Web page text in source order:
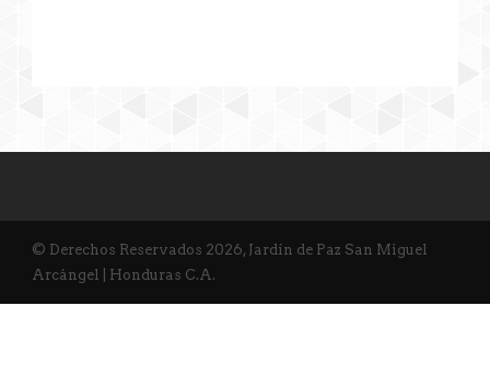
© Derechos Reservados 2026, Jardín de Paz San Miguel
Arcángel | Honduras C.A.